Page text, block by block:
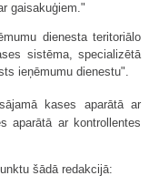
gaisakuģiem."
dienesta teritoriālo
sistēma, specializētā
ieņēmumu dienestu".
kases aparātā ar
aparātā ar kontrollentes
šādā redakcijā: